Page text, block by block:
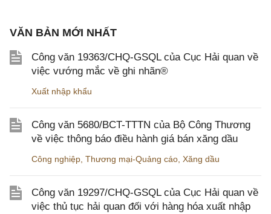
VĂN BẢN MỚI NHẤT
Công văn 19363/CHQ-GSQL của Cục Hải quan về
việc vướng mắc về ghi nhãn®
Xuất nhập khẩu
Công văn 5680/BCT-TTTN của Bộ Công Thương
về việc thông báo điều hành giá bán xăng dầu
Công nghiệp Thương mại-Quảng cáo Xăng dầu
Công văn 19297/CHQ-GSQL của Cục Hải quan về
việc thủ tục hải quan đối với hàng hóa xuất nhập